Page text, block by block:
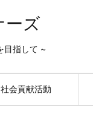
ーズ
目指して ~
社会貢献活動